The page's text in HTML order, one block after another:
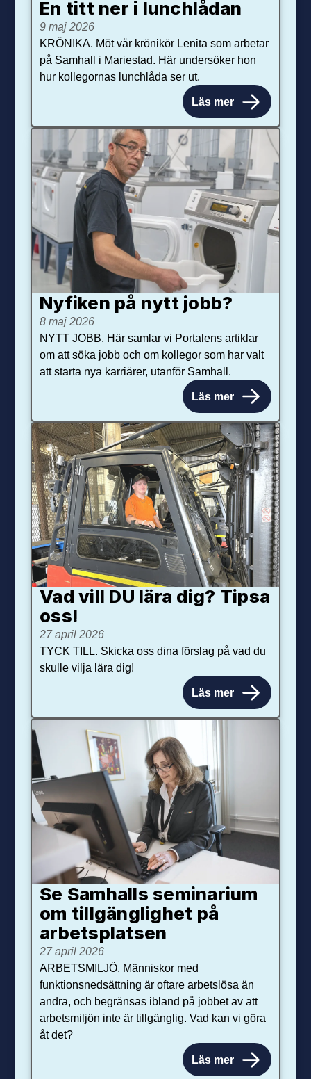
En titt ner i lunchlådan
9 maj 2026
KRÖNIKA. Möt vår krönikör Lenita som arbetar
på Samhall i Mariestad. Här undersöker hon
hur kollegornas lunchlåda ser ut.
Läs mer
Nyfiken på nytt jobb?
8 maj 2026
NYTT JOBB. Här samlar vi Portalens artiklar
om att söka jobb och om kollegor som har valt
att starta nya karriärer, utanför Samhall.
Läs mer
Vad vill DU lära dig? Tipsa
oss!
27 april 2026
TYCK TILL. Skicka oss dina förslag på vad du
skulle vilja lära dig!
Läs mer
Se Samhalls seminarium
om tillgänglighet på
arbetsplatsen
27 april 2026
ARBETSMILJÖ. Människor med
funktionsnedsättning är oftare arbetslösa än
andra, och begränsas ibland på jobbet av att
arbetsmiljön inte är tillgänglig. Vad kan vi göra
åt det?
Läs mer